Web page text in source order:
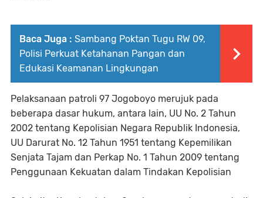
Baca Juga : Sambang Poktan Tugu RW 09,
Polisi Perkuat Ketahanan Pangan dan
Edukasi Keamanan Lingkungan
Pelaksanaan patroli 97 Jogoboyo merujuk pada
beberapa dasar hukum, antara lain, UU No. 2 Tahun
2002 tentang Kepolisian Negara Republik Indonesia,
UU Darurat No. 12 Tahun 1951 tentang Kepemilikan
Senjata Tajam dan Perkap No. 1 Tahun 2009 tentang
Penggunaan Kekuatan dalam Tindakan Kepolisian